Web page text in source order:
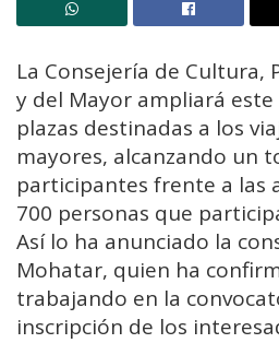
La Consejería de
y del Mayor ampliará
plazas destinadas a los
mayores, alcanzando un
participantes frente a las
700 personas que
Así lo ha anunciado la
Mohatar, quien ha
trabajando en la
inscripción de los